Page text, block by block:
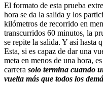
El formato de esta prueba
hora se da la salida y los
kilómetros de recorrido en
transcurridos 60 minutos, la
se repite la salida. Y así hasta
Esta, si es capaz de dar una
meta en menos de una hora,
carrera solo termina cuando
vuelta más que todos los